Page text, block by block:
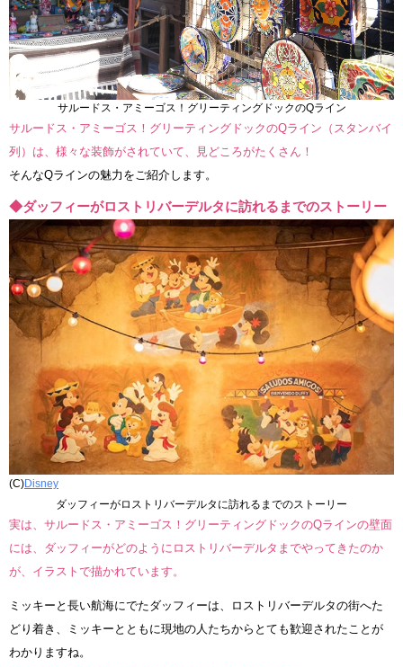
サルードス・アミーゴス！グリーティングドックのQライン
サルードス・アミーゴス！グリーティングドックのQライン（スタンバイ
列）は、様々な装飾がされていて、見どころがたくさん！
そんなQラインの魅力をご紹介します。
◆ダッフィーがロストリバーデルタに訪れるまでのストーリー
(C)Disney
ダッフィーがロストリバーデルタに訪れるまでのストーリー
実は、サルードス・アミーゴス！グリーティングドックのQラインの壁面
には、ダッフィーがどのようにロストリバーデルタまでやってきたのか
が、イラストで描かれています。
ミッキーと長い航海にでたダッフィーは、ロストリバーデルタの街へた
どり着き、ミッキーとともに現地の人たちからとても歓迎されたことが
わかりますね。